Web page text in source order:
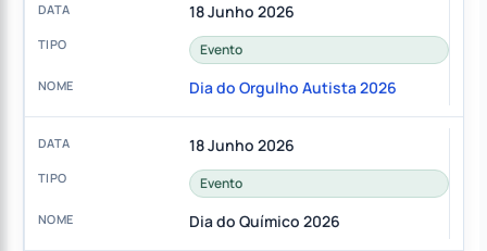
18 Junho 2026
Evento
Dia do Orgulho Autista 2026
18 Junho 2026
Evento
Dia do Químico 2026